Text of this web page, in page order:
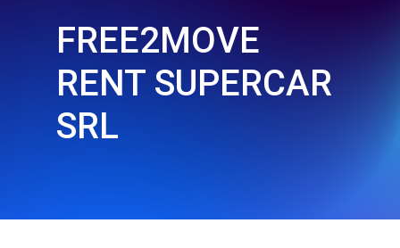
FREE2MOVE
RENT SUPERCAR
SRL